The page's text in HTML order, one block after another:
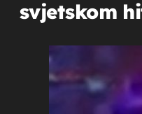
svjetskom
POGLEDAJ